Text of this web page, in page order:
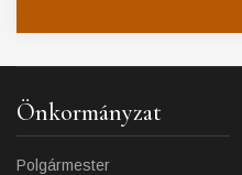
Önkormányzat
Polgármester